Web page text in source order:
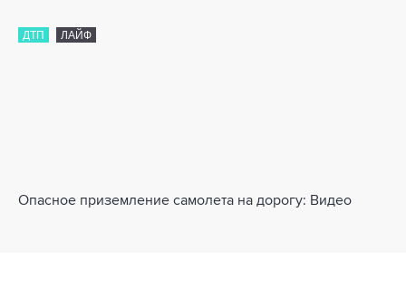
ДТП ЛАЙФ
Опасное приземление самолета на дорогу: Видео